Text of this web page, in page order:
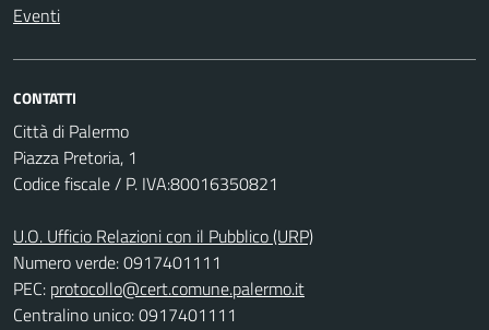
Eventi
CONTATTI
Città di Palermo
Piazza Pretoria, 1
Codice fiscale / P. IVA:80016350821
U.O. Ufficio Relazioni con il Pubblico (URP)
Numero verde: 0917401111
PEC: protocollo@cert.comune.palermo.it
Centralino unico: 0917401111